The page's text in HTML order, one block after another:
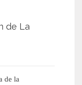
de La
de la